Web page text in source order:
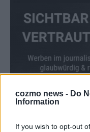
cozmo news - Do
Information
If you wish to opt-out
CHECK UNS AUF